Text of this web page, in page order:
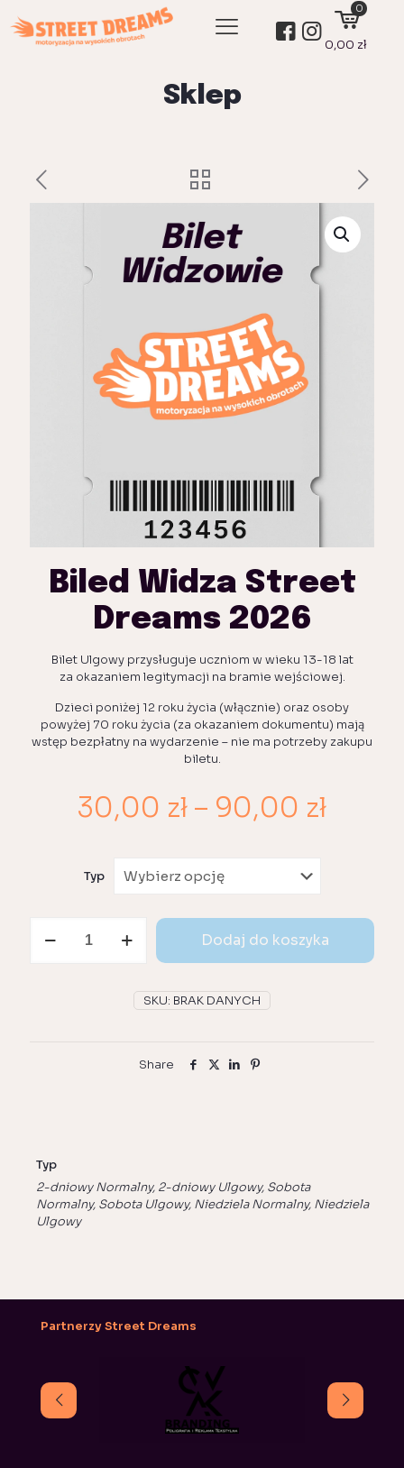
0
0,00 zł
Sklep
Biled Widza Street
Dreams 2026
Bilet Ulgowy przysługuje uczniom w wieku 13-18 lat
za okazaniem legitymacji na bramie wejściowej.
Dzieci poniżej 12 roku życia (włącznie) oraz osoby
powyżej 70 roku życia (za okazaniem dokumentu) mają
wstęp bezpłatny na wydarzenie – nie ma potrzeby zakupu
biletu.
30,00 zł – 90,00 zł
do
Typ
Biled
Dodaj do koszyka
SKU: BRAK DANYCH
Share
Typ
2-dniowy Normalny, 2-dniowy Ulgowy, Sobota
Normalny, Sobota Ulgowy, Niedziela Normalny, Niedziela
Ulgowy
Partnerzy Street Dreams